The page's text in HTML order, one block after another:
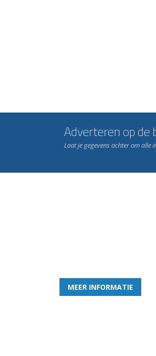
Adverteren op de
Laat je gegevens achter om alle
MEER INFORMATIE